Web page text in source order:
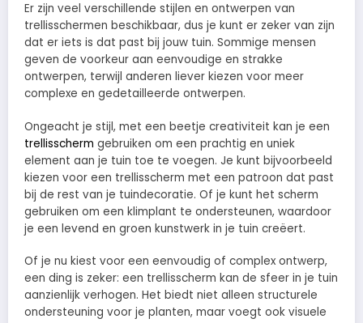
Er zijn veel verschillende stijlen en ontwerpen van
trellisschermen beschikbaar, dus je kunt er zeker van zijn
dat er iets is dat past bij jouw tuin. Sommige mensen
geven de voorkeur aan eenvoudige en strakke
ontwerpen, terwijl anderen liever kiezen voor meer
complexe en gedetailleerde ontwerpen.
Ongeacht je stijl, met een beetje creativiteit kan je een
trellisscherm gebruiken om een prachtig en uniek
element aan je tuin toe te voegen. Je kunt bijvoorbeeld
kiezen voor een trellisscherm met een patroon dat past
bij de rest van je tuindecoratie. Of je kunt het scherm
gebruiken om een klimplant te ondersteunen, waardoor
je een levend en groen kunstwerk in je tuin creëert.
Of je nu kiest voor een eenvoudig of complex ontwerp,
een ding is zeker: een trellisscherm kan de sfeer in je tuin
aanzienlijk verhogen. Het biedt niet alleen structurele
ondersteuning voor je planten, maar voegt ook visuele